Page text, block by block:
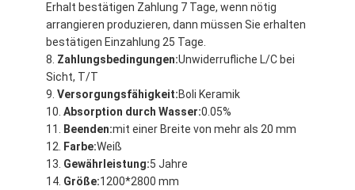
Erhalt bestätigen Zahlung 7 Tage, wenn nötig
arrangieren produzieren, dann müssen Sie erhalten
bestätigen Einzahlung 25 Tage.
Zahlungsbedingungen:Unwiderrufliche L/C bei
Sicht, T/T
Versorgungsfähigkeit:Boli Keramik
Absorption durch Wasser:0.05%
Beenden:mit einer Breite von mehr als 20 mm
Farbe:Weiß
Gewährleistung:5 Jahre
Größe:1200*2800 mm